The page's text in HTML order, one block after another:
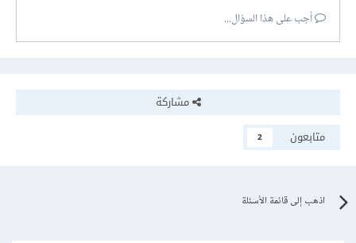
أجب على هذا السؤال...
مشاركة
متابعون
2
اذهب إلى قائمة الأسئلة